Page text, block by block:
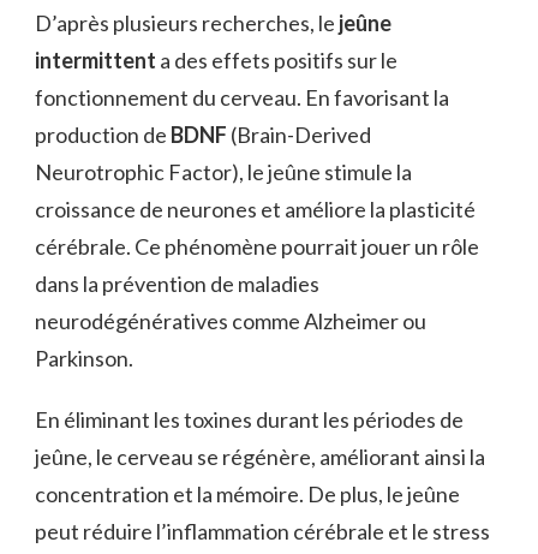
D’après plusieurs recherches, le jeûne
intermittent a des effets positifs sur le
fonctionnement du cerveau. En favorisant la
production de BDNF (Brain-Derived
Neurotrophic Factor), le jeûne stimule la
croissance de neurones et améliore la plasticité
cérébrale. Ce phénomène pourrait jouer un rôle
dans la prévention de maladies
neurodégénératives comme Alzheimer ou
Parkinson.
En éliminant les toxines durant les périodes de
jeûne, le cerveau se régénère, améliorant ainsi la
concentration et la mémoire. De plus, le jeûne
peut réduire l’inflammation cérébrale et le stress